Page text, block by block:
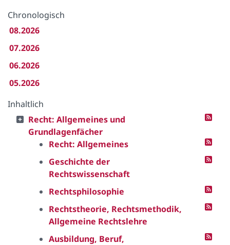
Chronologisch
08.2026
07.2026
06.2026
05.2026
Inhaltlich
Recht: Allgemeines und
Grundlagenfächer
Recht: Allgemeines
Geschichte der
Rechtswissenschaft
Rechtsphilosophie
Rechtstheorie, Rechtsmethodik,
Allgemeine Rechtslehre
Ausbildung, Beruf,